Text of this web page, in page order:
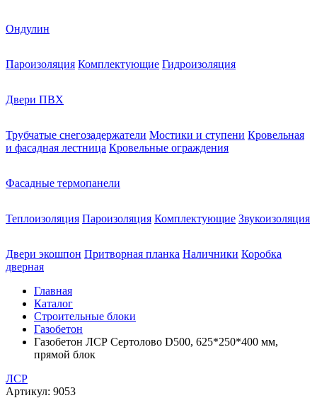
Ондулин
Пароизоляция Комплектующие Гидроизоляция
Двери ПВХ
Трубчатые снегозадержатели Мостики и ступени Кровельная
и фасадная лестница Кровельные ограждения
Фасадные термопанели
Теплоизоляция Пароизоляция Комплектующие Звукоизоляция
Двери экошпон Притворная планка Наличники Коробка
дверная
Главная
Каталог
Строительные блоки
Газобетон
Газобетон ЛСР Сертолово D500, 625*250*400 мм,
прямой блок
ЛСР
Артикул: 9053